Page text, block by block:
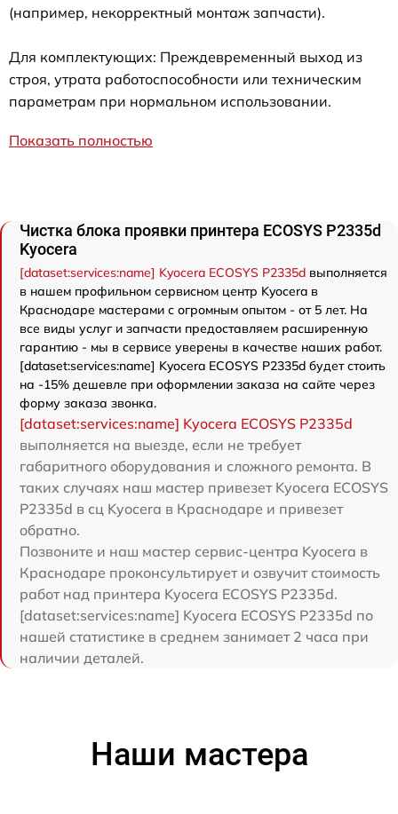
(например, некорректный монтаж запчасти).
Для комплектующих: Преждевременный выход из
строя, утрата работоспособности или техническим
параметрам при нормальном использовании.
Показать полностью
Чистка блока проявки принтера ECOSYS P2335d
Kyocera
[dataset:services:name] Kyocera ECOSYS P2335d выполняется
в нашем профильном сервисном центр Kyocera в
Краснодаре мастерами с огромным опытом - от 5 лет. На
все виды услуг и запчасти предоставляем расширенную
гарантию - мы в сервисе уверены в качестве наших работ.
[dataset:services:name] Kyocera ECOSYS P2335d будет стоить
на -15% дешевле при оформлении заказа на сайте через
форму заказа звонка.
[dataset:services:name] Kyocera ECOSYS P2335d
выполняется на выезде, если не требует
габаритного оборудования и сложного ремонта. В
таких случаях наш мастер привезет Kyocera ECOSYS
P2335d в сц Kyocera в Краснодаре и привезет
обратно.
Позвоните и наш мастер сервис-центра Kyocera в
Краснодаре проконсультирует и озвучит стоимость
работ над принтера Kyocera ECOSYS P2335d.
[dataset:services:name] Kyocera ECOSYS P2335d по
нашей статистике в среднем занимает 2 часа при
наличии деталей.
Наши мастера